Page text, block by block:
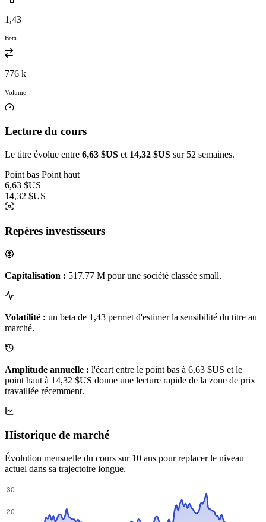
1,43
Beta
776 k
Volume
Lecture du cours
Le titre évolue entre 6,63 $US et 14,32 $US sur 52 semaines.
Point bas Point haut
6,63 $US
14,32 $US
Repères investisseurs
Capitalisation : 517.77 M pour une société classée small.
Volatilité : un beta de 1,43 permet d'estimer la sensibilité du titre au
marché.
Amplitude annuelle : l'écart entre le point bas à 6,63 $US et le
point haut à 14,32 $US donne une lecture rapide de la zone de prix
travaillée récemment.
Historique de marché
Évolution mensuelle du cours sur 10 ans pour replacer le niveau
actuel dans sa trajectoire longue.